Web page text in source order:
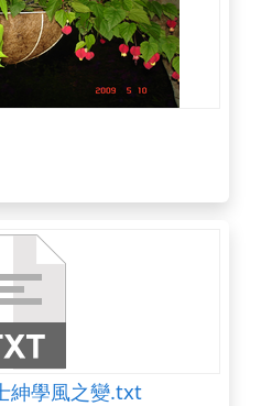
紳學風之變.txt